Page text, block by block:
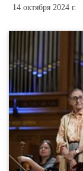
14 октября 2024 г.